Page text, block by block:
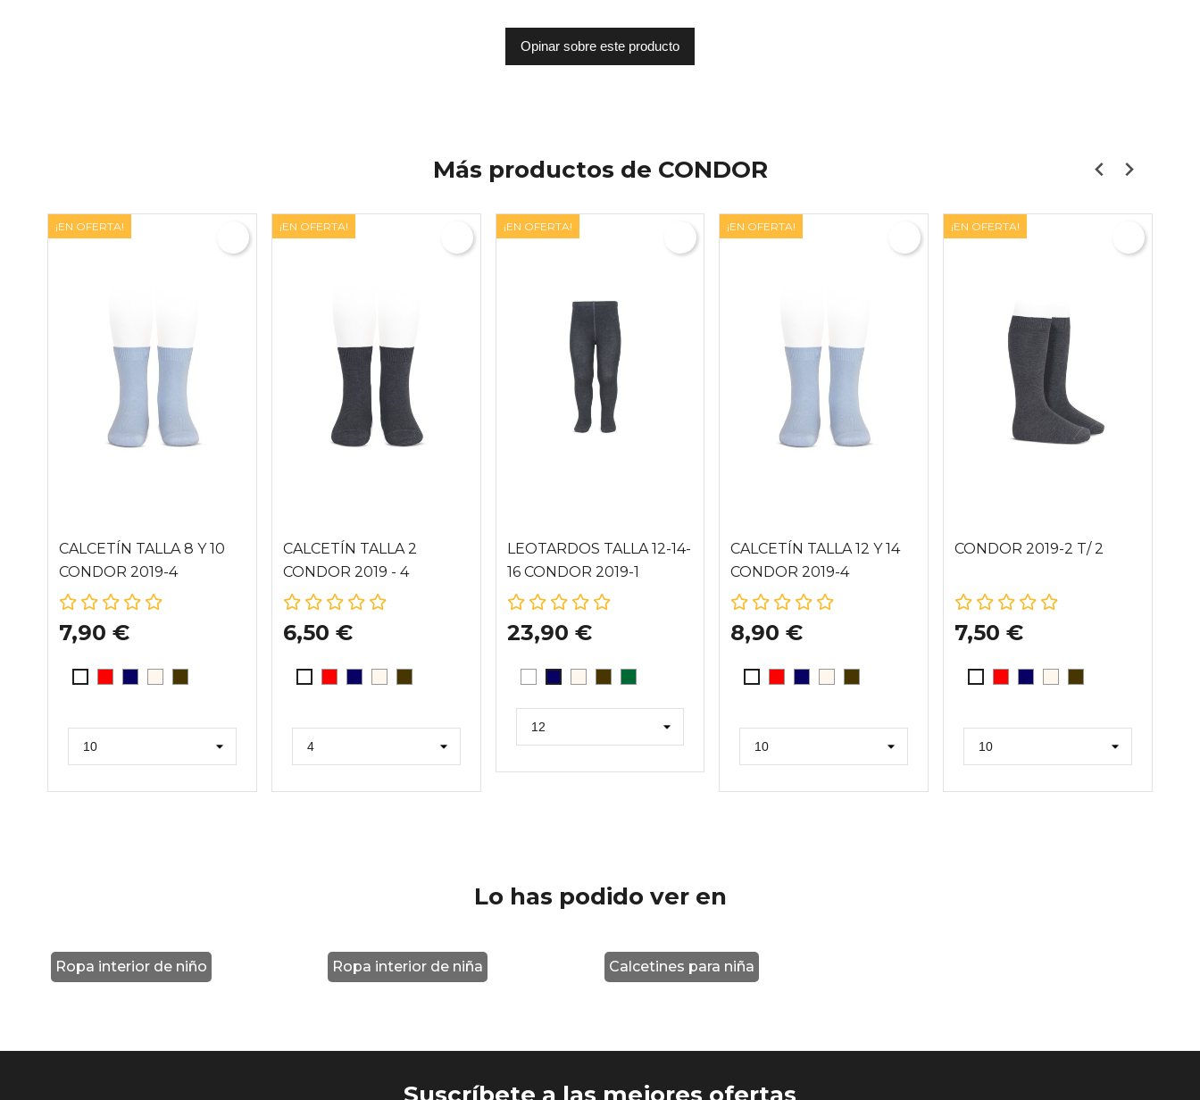
Opinar sobre este producto
Más productos de CONDOR
CALCETÍN TALLA 8 Y 10
CONDOR 2019-4
7,90 €
BLANCO
ROJO (550)
AZUL MARINO (480)
CAVA (303)
ANTRACITA (290)
¡EN OFERTA!
CALCETÍN TALLA 2
CONDOR 2019 - 4
6,50 €
BLANCO
ROJO (550)
AZUL MARINO (480)
CAVA (303)
ANTRACITA (290)
¡EN OFERTA!
LEOTARDOS TALLA 12-14-
16 CONDOR 2019-1
23,90 €
BLANCO
AZUL MARINO (480)
CAVA (303)
ANTRACITA (290)
BOTELLA (780)
¡EN OFERTA!
CALCETÍN TALLA 12 Y 14
CONDOR 2019-4
8,90 €
BLANCO
ROJO (550)
AZUL MARINO (480)
CAVA (303)
ANTRACITA (290)
¡EN OFERTA!
CONDOR 2019-2 T/ 2
7,50 €
BLANCO
ROJO (550)
AZUL MARINO (480)
CAVA (303)
ANTRACITA (290)
¡EN OFERTA!
Lo has podido ver en
Ropa interior de niño Ropa interior de niña Calcetines para niña
Suscríbete a las mejores ofertas